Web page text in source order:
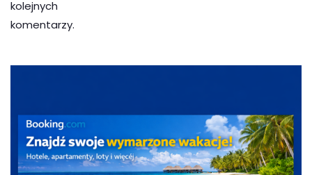
kolejnych
komentarzy.